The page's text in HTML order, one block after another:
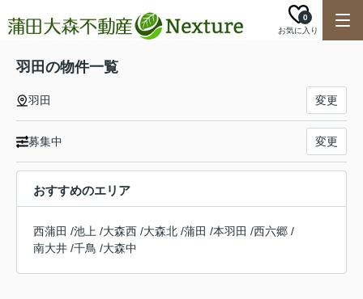
お気に入り
0
羽田の物件一覧
羽田 変更
募集中 変更
おすすめのエリア
西蒲田 /池上 /大森西 /大森北 /蒲田 /本羽田 /西六郷 /
南大井 /千鳥 /大森中